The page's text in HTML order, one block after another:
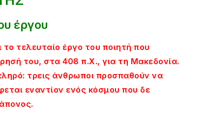
έργου
το τελευταίο έργο του ποιητή που
του, στα 408 π.Χ., για τη Μακεδονία.
τρεις άνθρωποι προσπαθούν να
εναντίον ενός κόσμου που δε